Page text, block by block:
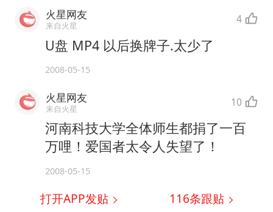
火星网友
来自火星 4
U盘 MP4 以后换牌子.太少了
2008-05-15
火星网友
来自火星 10
河南科技大学全体师生都捐了一百
万哩！爱国者太令人失望了！
2008-05-15
打开APP发贴 116条跟贴